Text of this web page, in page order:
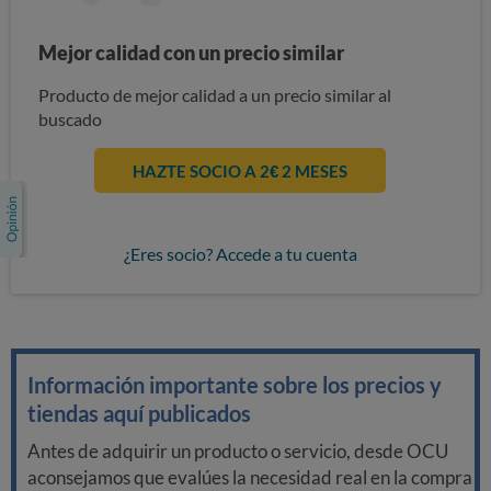
Mejor calidad con un precio similar
Producto de mejor calidad a un precio similar al
buscado
HAZTE SOCIO A 2€ 2 MESES
¿Eres socio? Accede a tu cuenta
Información importante sobre los precios y
tiendas aquí publicados
Antes de adquirir un producto o servicio, desde OCU
aconsejamos que evalúes la necesidad real en la compra